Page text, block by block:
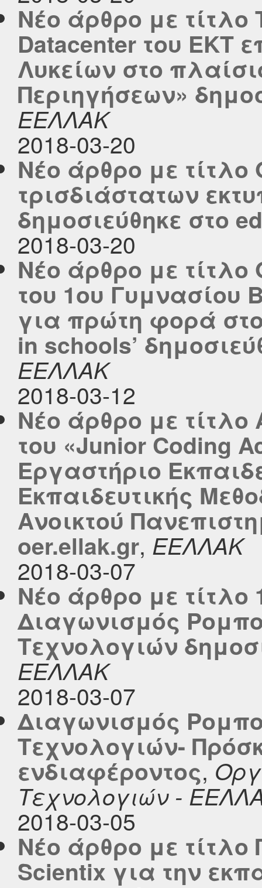
Νέο άρθρο με τίτλο
Datacenter του ΕΚΤ
Λυκείων στο
Περιηγήσεων»
ΕΕΛΛΑΚ
2018-03-20
Νέο άρθρο με
τρισδιάστατων
δημοσιεύθηκε στο
2018-03-20
Νέο άρθρο με τίτλο
του 1ου Γυμνασίου
για πρώτη φορά
in schools’
ΕΕΛΛΑΚ
2018-03-12
Νέο άρθρο με
του «Junior Coding
Εργαστήριο
Εκπαιδευτικής
Ανοικτού
oer.ellak.gr, ΕΕΛΛΑΚ
2018-03-07
Νέο άρθρο με
Διαγωνισμός
Τεχνολογιών
ΕΕΛΛΑΚ
2018-03-07
Διαγωνισμός
Τεχνολογιών-
ενδιαφέροντος,
Τεχνολογιών -
2018-03-05
Νέο άρθρο με τίτλο
Scientix για την